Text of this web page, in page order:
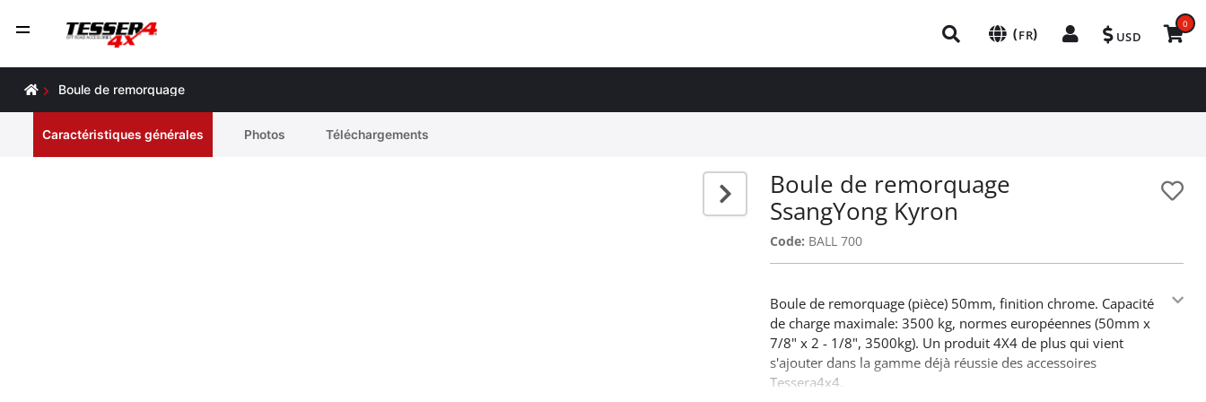
(FR) USD
0
Boule de remorquage
Caractéristiques générales Photos Téléchargements
Boule de remorquage
SsangYong Kyron
Code: BALL 700
Boule de remorquage (pièce) 50mm, finition chrome. Capacité
de charge maximale: 3500 kg, normes européennes (50mm x
7/8" x 2 - 1/8", 3500kg). Un produit 4X4 de plus qui vient
s'ajouter dans la gamme déjà réussie des accessoires
Tessera4x4.